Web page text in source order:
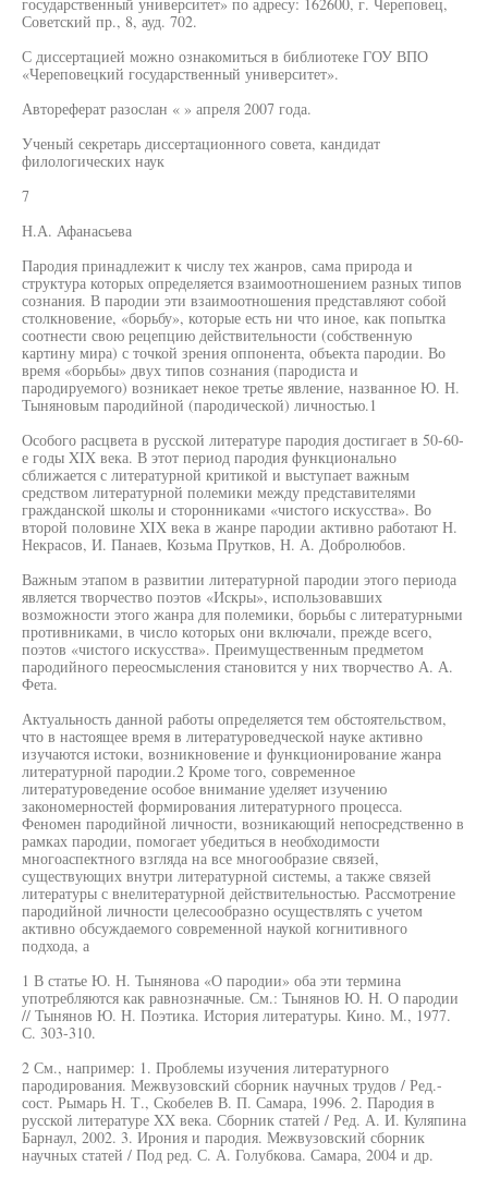
Советский пр., 8, ауд. 702.
С диссертацией можно ознакомиться в библиотеке ГОУ ВПО
«Череповецкий государственный университет».
Автореферат разослан « » апреля 2007 года.
Ученый секретарь диссертационного совета, кандидат
филологических наук
7
Н.А. Афанасьева
Пародия принадлежит к числу тех жанров, сама природа и
структура которых определяется взаимоотношением разных типов
сознания. В пародии эти взаимоотношения представляют собой
столкновение, «борьбу», которые есть ни что иное, как попытка
соотнести свою рецепцию действительности (собственную
картину мира) с точкой зрения оппонента, объекта пародии. Во
время «борьбы» двух типов сознания (пародиста и
пародируемого) возникает некое третье явление, названное Ю. Н.
Тыняновым пародийной (пародической) личностью.1
Особого расцвета в русской литературе пародия достигает в 50-60-
е годы XIX века. В этот период пародия функционально
сближается с литературной критикой и выступает важным
средством литературной полемики между представителями
гражданской школы и сторонниками «чистого искусства». Во
второй половине XIX века в жанре пародии активно работают Н.
Некрасов, И. Панаев, Козьма Прутков, Н. А. Добролюбов.
Важным этапом в развитии литературной пародии этого периода
является творчество поэтов «Искры», использовавших
возможности этого жанра для полемики, борьбы с литературными
противниками, в число которых они включали, прежде всего,
поэтов «чистого искусства». Преимущественным предметом
пародийного переосмысления становится у них творчество А. А.
Фета.
Актуальность данной работы определяется тем обстоятельством,
что в настоящее время в литературоведческой науке активно
изучаются истоки, возникновение и функционирование жанра
литературной пародии.2 Кроме того, современное
литературоведение особое внимание уделяет изучению
закономерностей формирования литературного процесса.
Феномен пародийной личности, возникающий непосредственно в
рамках пародии, помогает убедиться в необходимости
многоаспектного взгляда на все многообразие связей,
существующих внутри литературной системы, а также связей
литературы с внелитературной действительностью. Рассмотрение
пародийной личности целесообразно осуществлять с учетом
активно обсуждаемого современной наукой когнитивного
подхода, а
1 В статье Ю. Н. Тынянова «О пародии» оба эти термина
употребляются как равнозначные. См.: Тынянов Ю. Н. О пародии
// Тынянов Ю. Н. Поэтика. История литературы. Кино. М., 1977.
С. 303-310.
2 См., например: 1. Проблемы изучения литературного
пародирования. Межвузовский сборник научных трудов / Ред.-
сост. Рымарь Н. Т., Скобелев В. П. Самара, 1996. 2. Пародия в
русской литературе XX века. Сборник статей / Ред. А. И. Куляпина
Барнаул, 2002. 3. Ирония и пародия. Межвузовский сборник
научных статей / Под ред. С. А. Голубкова. Самара, 2004 и др.